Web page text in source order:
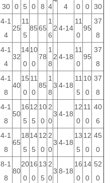
30 0 5 0 8 4
4
0 0 30
4-1
4
25
11
5
8565
1
6
2 4-14
11
0
95
37
8
4-1
4
32
14
0
10
0
78
1
8
2 4-18
11
0
95
37
8
4-1
8
40
15
0
11
0
85
1
8
3 4-18
11
5
10
0
37
8
4-1
8
50
16
5
12
5
10
0
2
0
3 4-18
12
0
11
0
40
6
4-1
8
65
18
5
14
5
12
0
2
0
3 4-18
13
5
12
0
45
0
8-1
8
80
20
0
16
0
13
5
2
0
3 8-18
16
0
14
0
52
0